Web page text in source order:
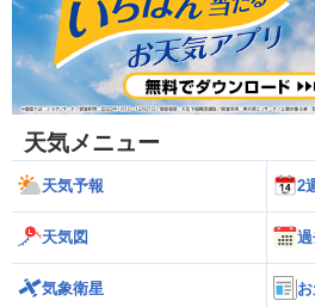
天気メニュー
天気予報 2
天気図 過
気象衛星